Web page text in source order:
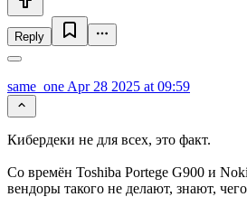
Reply
same_one Apr 28 2025 at 09:59
Кибердеки не для всех, это факт.
Со времён Toshiba Portege G900 и
вендоры такого не делают, знают,